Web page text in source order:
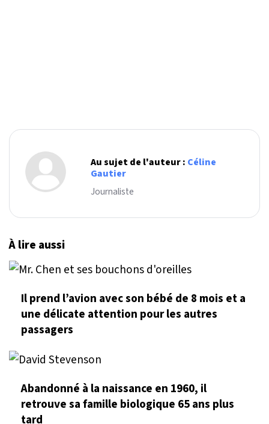
Au sujet de l'auteur : Céline
Gautier
Journaliste
À lire aussi
Il prend l’avion avec son bébé de 8 mois et a
une délicate attention pour les autres
passagers
Abandonné à la naissance en 1960, il
retrouve sa famille biologique 65 ans plus
tard